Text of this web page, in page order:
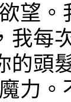
望
我每
的頭
力。